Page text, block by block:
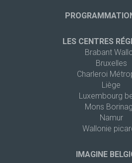
LES CENTRES
Brabant
Bruxelles
Charleroi
Liège
Luxembourg
Mons
Namur
Wallonie
IMAGINE